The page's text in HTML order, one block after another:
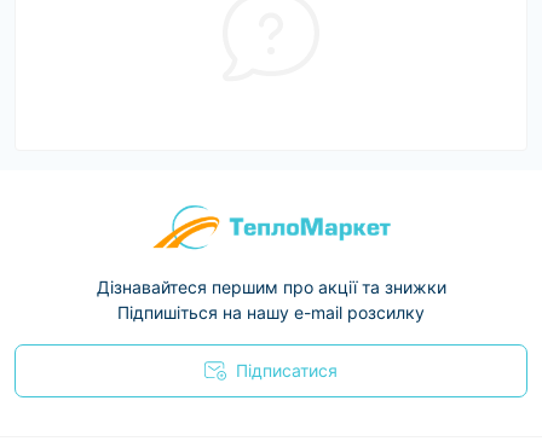
Дізнавайтеся першим про акції та знижки
Підпишіться на нашу e-mail розсилку
Підписатися